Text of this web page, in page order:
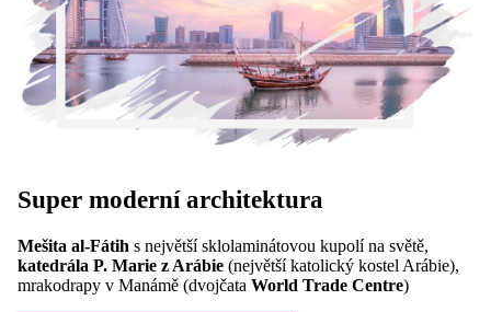
Super moderní architektura
Mešita al-Fátih s největší sklolaminátovou kupolí na světě,
katedrála P. Marie z Arábie (největší katolický kostel Arábie),
mrakodrapy v Manámě (dvojčata World Trade Centre)